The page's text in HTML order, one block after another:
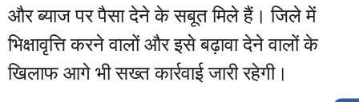
और ब्याज पर पैसा देने के सबूत मिले हैं। जिले में
भिक्षावृत्ति करने वालों और इसे बढ़ावा देने वालों के
खिलाफ आगे भी सख्त कार्रवाई जारी रहेगी।